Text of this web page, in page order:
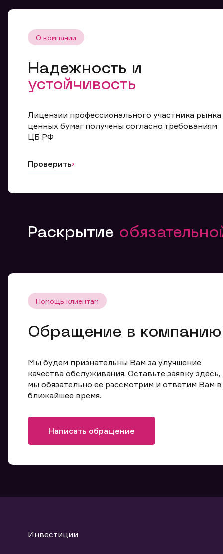
О компании
Надежность и
устойчивость
Лицензии профессионального участника рынка
ценных бумаг получены согласно требованиям
ЦБ РФ
Проверить
Раскрытие
Помощь клиентам
Обращение в компанию
Мы будем признательны Вам за улучшение
качества обслуживания. Оставьте заявку здесь,
мы обязательно ее рассмотрим и ответим Вам в
ближайшее время.
Написать обращение
Инвестиции